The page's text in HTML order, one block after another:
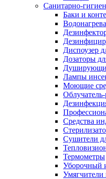
Санитарно-
Баки и
Диспоузер
Дозаторы
Лампы
Моющие
Средства
Сушители
Термометры
Уборочный
Умягчители